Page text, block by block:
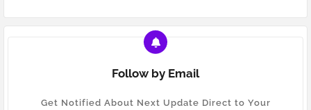
Follow by Email
Get Notified About Next Update Direct to Your